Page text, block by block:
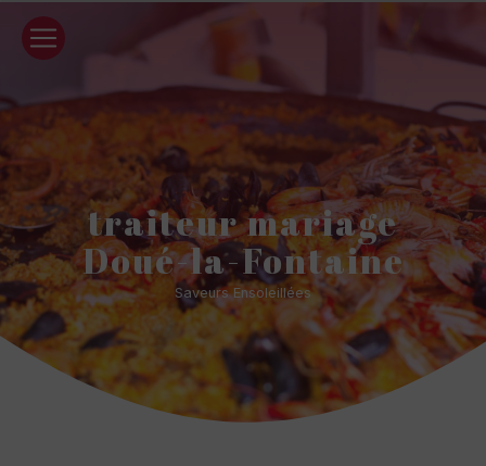
traiteur mariage
Doué-la-Fontaine
Saveurs Ensoleillées
Panneau de gestion des cookies